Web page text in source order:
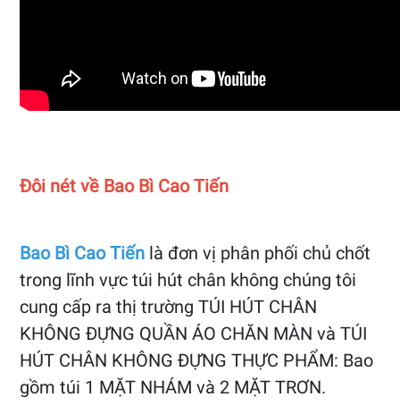
Đôi nét về Bao Bì Cao Tiến
Bao Bì Cao Tiến là đơn vị phân phối chủ chốt
trong lĩnh vực túi hút chân không chúng tôi
cung cấp ra thị trường TÚI HÚT CHÂN
KHÔNG ĐỰNG QUẦN ÁO CHĂN MÀN và TÚI
HÚT CHÂN KHÔNG ĐỰNG THỰC PHẨM: Bao
gồm túi 1 MẶT NHÁM và 2 MẶT TRƠN.